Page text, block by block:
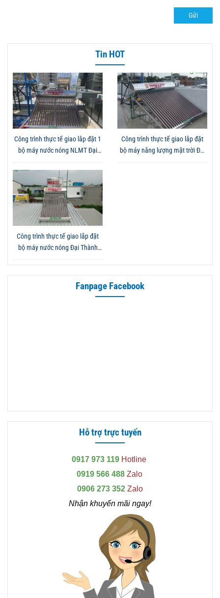
Gửi
Tin HOT
Công trình thực tế giao lắp đặt 1
bộ máy nước nóng NLMT Đại
- Đội ngũ kỹ thuật lắp đặt đúng
quy trình, an toàn
Công trình thực tế giao lắp đặt
bộ máy nắng lượng mặt trời Đại
Công trình thực tế giao lắp đặt
bộ máy nước nóng Đại Thành
và độ bền caoFanpage Facebook
Hỗ trợ trực tuyến
0917 973 119 Hotline
0919 566 488 Zalo
0906 273 352 Zalo
Nhận khuyến mãi ngay!